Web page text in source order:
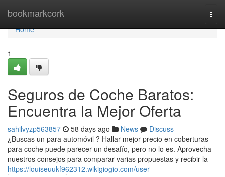
bookmarkcork
Home
Home
1
Seguros de Coche Baratos:
Encuentra la Mejor Oferta
sahilvyzp563857 58 days ago News
Discuss
¿Buscas un para automóvil ? Hallar mejor precio en coberturas
para coche puede parecer un desafío, pero no lo es. Aprovecha
nuestros consejos para comparar varias propuestas y recibir la
https://louiseuukf962312.wikigiogio.com/user